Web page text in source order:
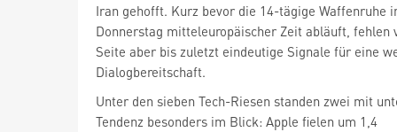
Iran gehofft. Kurz bevor die 14-tägige Waffenruhe
Donnerstag mitteleuropäischer Zeit abläuft, fehlen
Seite aber bis zuletzt eindeutige Signale für eine
Dialogbereitschaft.
Unter den sieben Tech-Riesen standen zwei mit
Tendenz besonders im Blick: Apple fielen um 1,4